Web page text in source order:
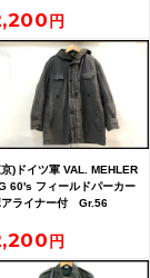
)ドイツ軍 VAL. MEHLER
60's フィールドパーカー
アライナー付 Gr.56